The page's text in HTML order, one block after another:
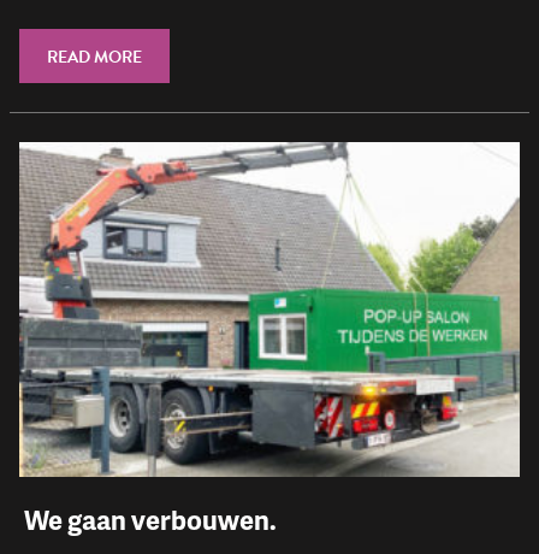
READ MORE
​ We gaan verbouwen.